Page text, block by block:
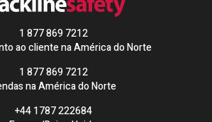
1 877 869 7212
ao cliente na América do Norte
1 877 869 7212
na América do Norte
+44 1787 222684